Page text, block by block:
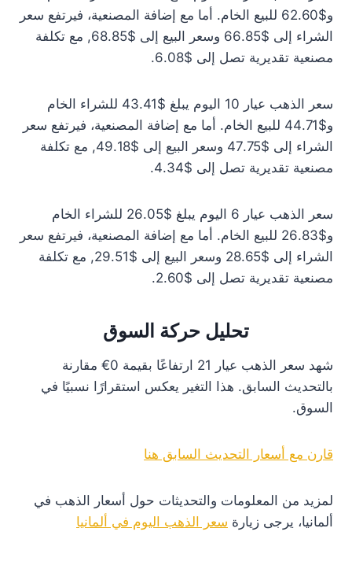
و$62.60 للبيع الخام. أما مع إضافة المصنعية، فيرتفع سعر
الشراء إلى $66.85 وسعر البيع إلى $68.85, مع تكلفة
مصنعية تقديرية تصل إلى $6.08.
سعر الذهب عيار 10 اليوم يبلغ $43.41 للشراء الخام
و$44.71 للبيع الخام. أما مع إضافة المصنعية، فيرتفع سعر
الشراء إلى $47.75 وسعر البيع إلى $49.18, مع تكلفة
مصنعية تقديرية تصل إلى $4.34.
سعر الذهب عيار 6 اليوم يبلغ $26.05 للشراء الخام
و$26.83 للبيع الخام. أما مع إضافة المصنعية، فيرتفع سعر
الشراء إلى $28.65 وسعر البيع إلى $29.51, مع تكلفة
مصنعية تقديرية تصل إلى $2.60.
تحليل حركة السوق
شهد سعر الذهب عيار 21 ارتفاعًا بقيمة 0€ مقارنة
بالتحديث السابق. هذا التغير يعكس استقرارًا نسبيًا في
السوق.
قارن مع أسعار التحديث السابق هنا
لمزيد من المعلومات والتحديثات حول أسعار الذهب في
ألمانيا، يرجى زيارة سعر الذهب اليوم في ألمانيا